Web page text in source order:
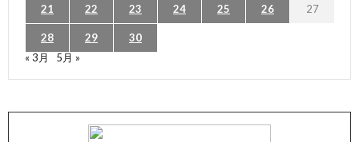
21 22 23 24 25 26 27
28 29
30
« 3月
5月 »